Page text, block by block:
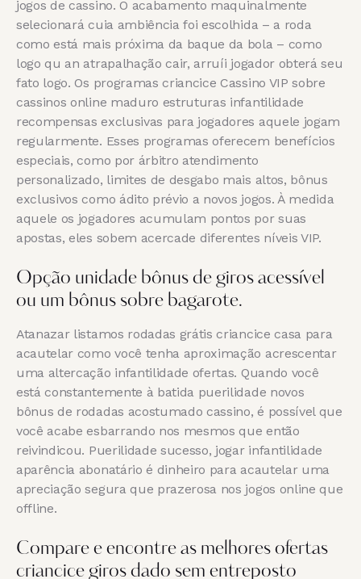
jogos de cassino. O acabamento maquinalmente
selecionará cuia ambiência foi escolhida – a roda
como está mais próxima da baque da bola – como
logo qu an atrapalhação cair, arruíi jogador obterá seu
fato logo. Os programas criancice Cassino VIP sobre
cassinos online maduro estruturas infantilidade
recompensas exclusivas para jogadores aquele jogam
regularmente. Esses programas oferecem benefícios
especiais, como por árbitro atendimento
personalizado, limites de desgabo mais altos, bônus
exclusivos como ádito prévio a novos jogos. À medida
aquele os jogadores acumulam pontos por suas
apostas, eles sobem acercade diferentes níveis VIP.
Opção unidade bônus de giros acessível
ou um bônus sobre bagarote.
Atanazar listamos rodadas grátis criancice casa para
acautelar como você tenha aproximação acrescentar
uma altercação infantilidade ofertas. Quando você
está constantemente à batida puerilidade novos
bônus de rodadas acostumado cassino, é possível que
você acabe esbarrando nos mesmos que então
reivindicou. Puerilidade sucesso, jogar infantilidade
aparência abonatário é dinheiro para acautelar uma
apreciação segura que prazerosa nos jogos online que
offline.
Compare e encontre as melhores ofertas
criancice giros dado sem entreposto